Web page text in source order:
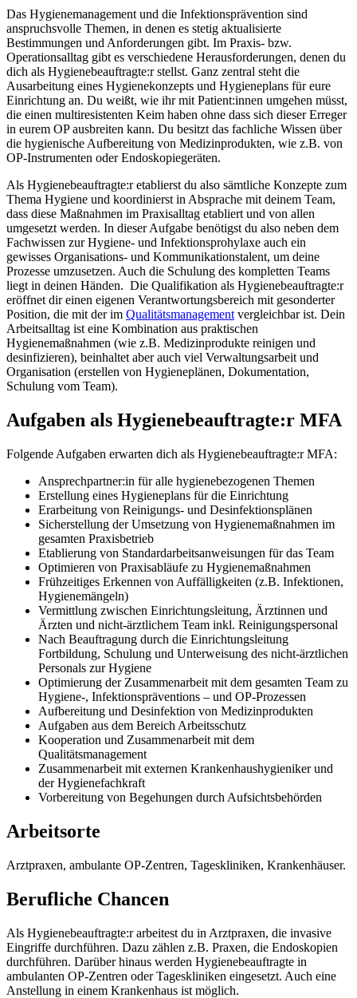
Das Hygienemanagement und die Infektionsprävention sind
anspruchsvolle Themen, in denen es stetig aktualisierte
Bestimmungen und Anforderungen gibt. Im Praxis- bzw.
Operationsalltag gibt es verschiedene Herausforderungen, denen du
dich als Hygienebeauftragte:r stellst. Ganz zentral steht die
Ausarbeitung eines Hygienekonzepts und Hygieneplans für eure
Einrichtung an. Du weißt, wie ihr mit Patient:innen umgehen müsst,
die einen multiresistenten Keim haben ohne dass sich dieser Erreger
in eurem OP ausbreiten kann. Du besitzt das fachliche Wissen über
die hygienische Aufbereitung von Medizinprodukten, wie z.B. von
OP-Instrumenten oder Endoskopiegeräten.
Als Hygienebeauftragte:r etablierst du also sämtliche Konzepte zum
Thema Hygiene und koordinierst in Absprache mit deinem Team,
dass diese Maßnahmen im Praxisalltag etabliert und von allen
umgesetzt werden. In dieser Aufgabe benötigst du also neben dem
Fachwissen zur Hygiene- und Infektionsprohylaxe auch ein
gewisses Organisations- und Kommunikationstalent, um deine
Prozesse umzusetzen. Auch die Schulung des kompletten Teams
liegt in deinen Händen. Die Qualifikation als Hygienebeauftragte:r
eröffnet dir einen eigenen Verantwortungsbereich mit gesonderter
Position, die mit der im Qualitätsmanagement vergleichbar ist. Dein
Arbeitsalltag ist eine Kombination aus praktischen
Hygienemaßnahmen (wie z.B. Medizinprodukte reinigen und
desinfizieren), beinhaltet aber auch viel Verwaltungsarbeit und
Organisation (erstellen von Hygieneplänen, Dokumentation,
Schulung vom Team).
Aufgaben als Hygienebeauftragte:r MFA
Folgende Aufgaben erwarten dich als Hygienebeauftragte:r MFA:
Ansprechpartner:in für alle hygienebezogenen Themen
Erstellung eines Hygieneplans für die Einrichtung
Erarbeitung von Reinigungs- und Desinfektionsplänen
Sicherstellung der Umsetzung von Hygienemaßnahmen im
gesamten Praxisbetrieb
Etablierung von Standardarbeitsanweisungen für das Team
Optimieren von Praxisabläufe zu Hygienemaßnahmen
Frühzeitiges Erkennen von Auffälligkeiten (z.B. Infektionen,
Hygienemängeln)
Vermittlung zwischen Einrichtungsleitung, Ärztinnen und
Ärzten und nicht-ärztlichem Team inkl. Reinigungspersonal
Nach Beauftragung durch die Einrichtungsleitung
Fortbildung, Schulung und Unterweisung des nicht-ärztlichen
Personals zur Hygiene
Optimierung der Zusammenarbeit mit dem gesamten Team zu
Hygiene-, Infektionspräventions – und OP-Prozessen
Aufbereitung und Desinfektion von Medizinprodukten
Aufgaben aus dem Bereich Arbeitsschutz
Kooperation und Zusammenarbeit mit dem
Qualitätsmanagement
Zusammenarbeit mit externen Krankenhaushygieniker und
der Hygienefachkraft
Vorbereitung von Begehungen durch Aufsichtsbehörden
Arbeitsorte
Arztpraxen, ambulante OP-Zentren, Tageskliniken, Krankenhäuser.
Berufliche Chancen
Als Hygienebeauftragte:r arbeitest du in Arztpraxen, die invasive
Eingriffe durchführen. Dazu zählen z.B. Praxen, die Endoskopien
durchführen. Darüber hinaus werden Hygienebeauftragte in
ambulanten OP-Zentren oder Tageskliniken eingesetzt. Auch eine
Anstellung in einem Krankenhaus ist möglich.